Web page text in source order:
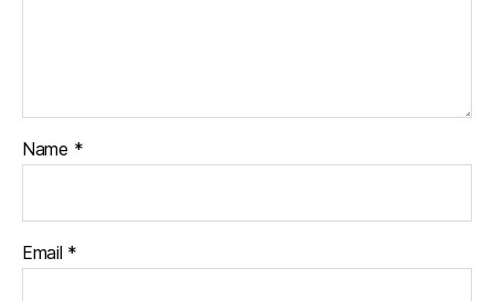
Name *
Email *